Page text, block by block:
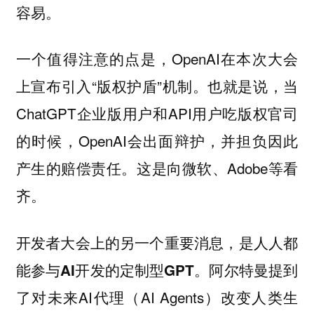
容易。
一个值得注意的点是，OpenAI在本次大会
上宣布引入“版权护盾”机制。也就是说，当
ChatGPT企业版用户和API用户吃版权官司
的时候，OpenAI会出面辩护，并担负因此
产生的赔偿责任。这是向微软、Adobe等看
齐。
开发者大会上的另一个重要消息，是人人都
能参与AI开发的定制型GPT。 阿尔特曼提到
了对未来AI代理（AI Agents）改变人类生